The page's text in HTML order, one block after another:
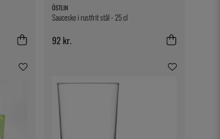
ÖSTLIN
Sauceske i rustfrit stål - 25 cl
92 kr.